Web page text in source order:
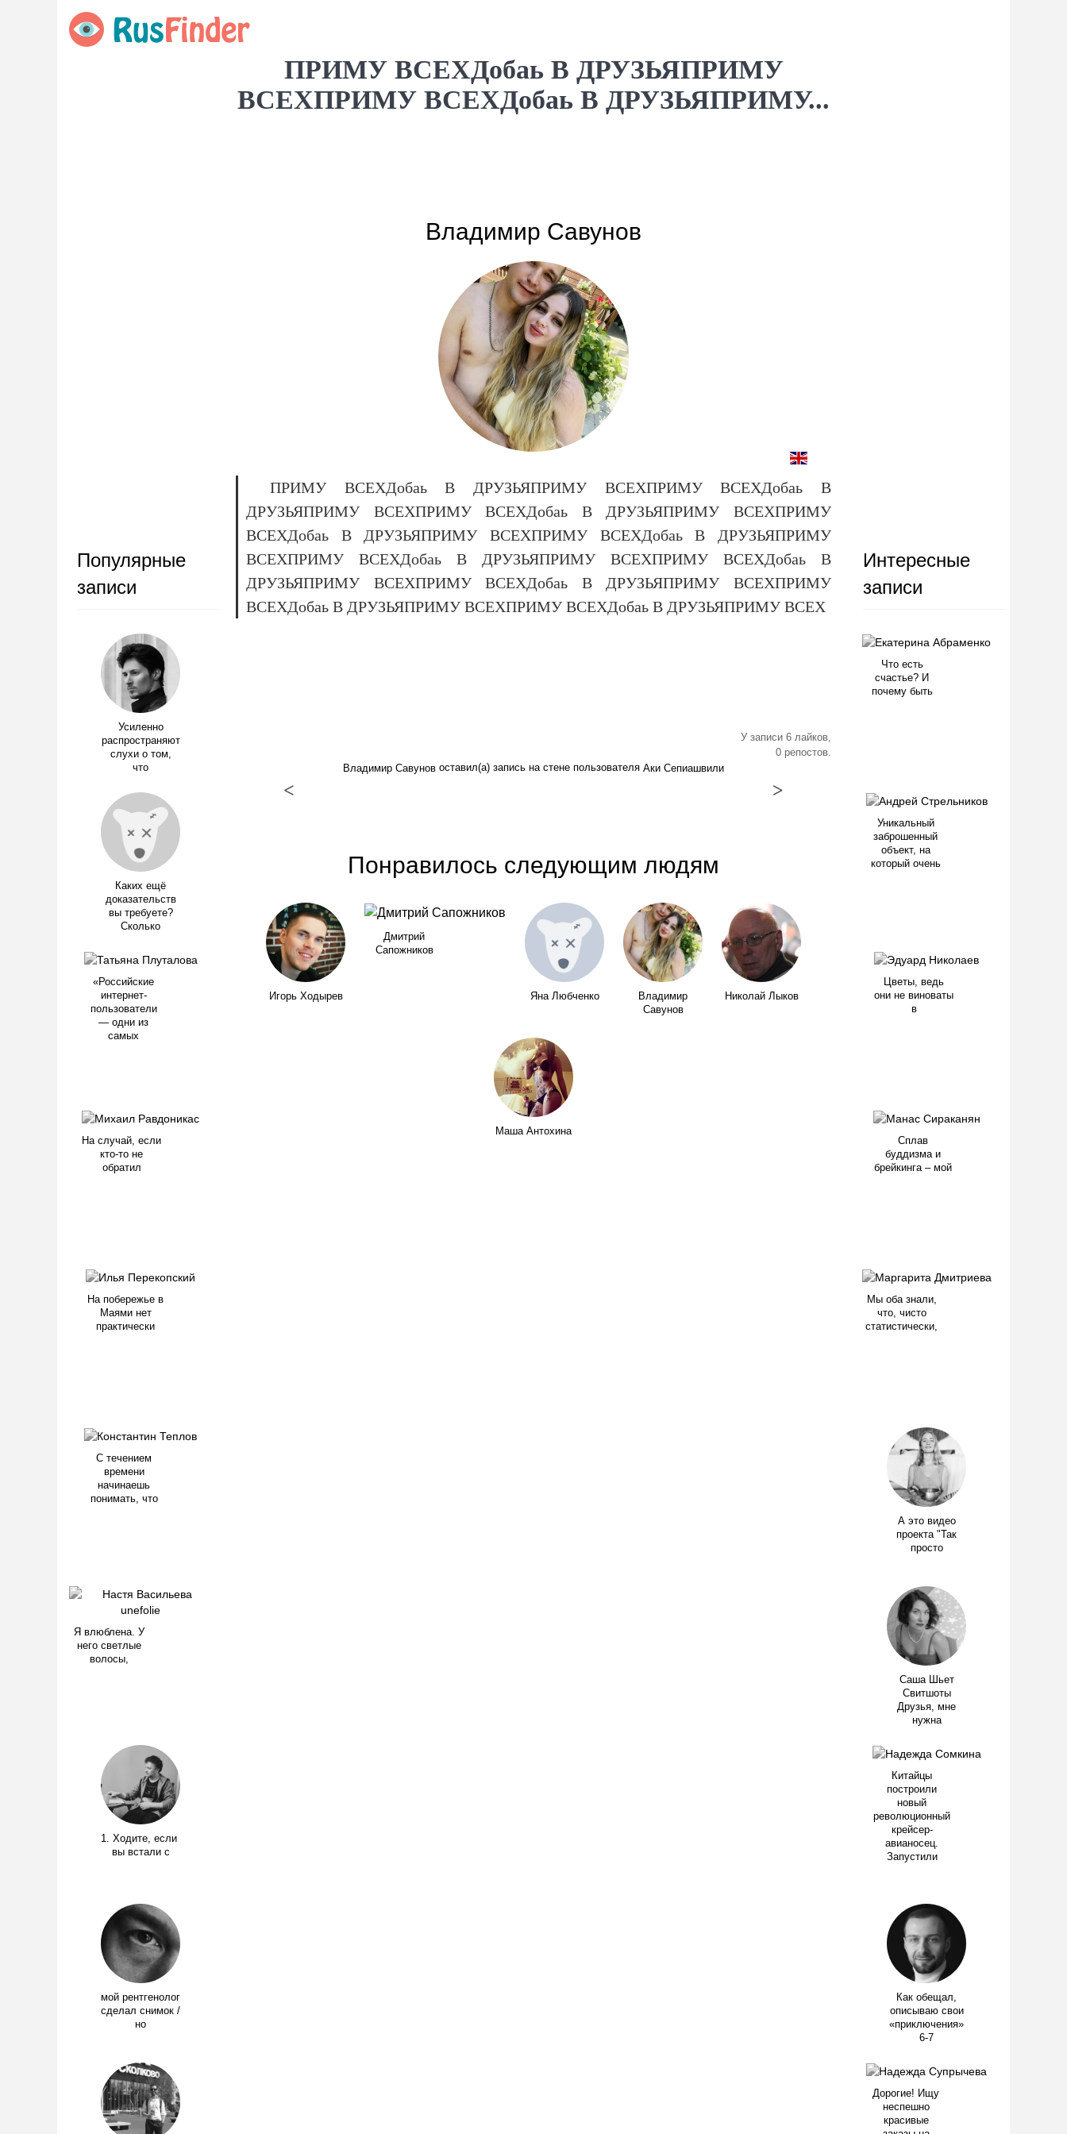
ПРИМУ ВСЕХДобаь В ДРУЗЬЯПРИМУ
ВСЕХПРИМУ ВСЕХДобаь В ДРУЗЬЯПРИМУ...
Владимир Савунов
ПРИМУ ВСЕХДобаь В ДРУЗЬЯПРИМУ ВСЕХПРИМУ ВСЕХДобаь В
ДРУЗЬЯПРИМУ ВСЕХПРИМУ ВСЕХДобаь В ДРУЗЬЯПРИМУ ВСЕХПРИМУ
ВСЕХДобаь В ДРУЗЬЯПРИМУ ВСЕХПРИМУ ВСЕХДобаь В ДРУЗЬЯПРИМУ
ВСЕХПРИМУ ВСЕХДобаь В ДРУЗЬЯПРИМУ ВСЕХПРИМУ ВСЕХДобаь В
ДРУЗЬЯПРИМУ ВСЕХПРИМУ ВСЕХДобаь В ДРУЗЬЯПРИМУ ВСЕХПРИМУ
ВСЕХДобаь В ДРУЗЬЯПРИМУ ВСЕХПРИМУ ВСЕХДобаь В ДРУЗЬЯПРИМУ ВСЕХ
У записи 6 лайков,
0 репостов.
Владимир Савунов оставил(а) запись на стене пользователя Аки Сепиашвили
< >
Понравилось следующим людям
Игорь Ходырев
Дмитрий
Сапожников
Яна Любченко
Владимир
Савунов
Николай Лыков
Маша Антохина
Популярные
записи
Усиленно
распространяют
слухи о том,
что
Каких ещё
доказательств
вы требуете?
Сколько
«Российские
интернет-
пользователи
— одни из
самых
На случай, если
кто-то не
обратил
На побережье в
Маями нет
практически
С течением
времени
начинаешь
понимать, что
Я влюблена. У
него светлые
волосы,
1. Ходите, если
вы встали с
мой рентгенолог
сделал снимок /
но
Интересные
записи
Что есть
счастье? И
почему быть
Уникальный
заброшенный
объект, на
который очень
Цветы, ведь
они не виноваты
в
Сплав
буддизма и
брейкинга – мой
Мы оба знали,
что, чисто
статистически,
А это видео
проекта "Так
просто
Саша Шьет
Свитшоты
Друзья, мне
нужна
Китайцы
построили
новый
революционный
крейсер-
авианосец.
Запустили
Как обещал,
описываю свои
«приключения»
6-7
Дорогие! Ищу
неспешно
красивые